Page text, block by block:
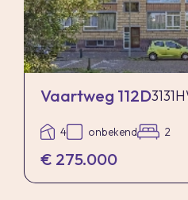
Vaartweg 112D
4 onbekend 2
€ 275.000